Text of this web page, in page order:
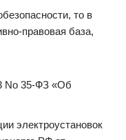
то в
правовая база,
No 35-ФЗ «Об
электроустановок